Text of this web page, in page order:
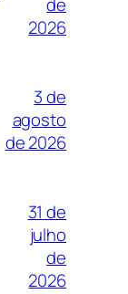
2026
3 de
agosto
de 2026
31 de
julho
de
2026